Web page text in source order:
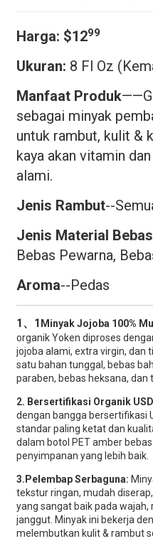
Harga: $1299
Ukuran: 8 Fl Oz
Manfaat Produk
sebagai minyak
untuk rambut, kulit &
kaya akan vitamin
alami.
Jenis Rambut--
Jenis Material Bebas
Bebas Pewarna,
Aroma--Pedas
1、1 Minyak Jojoba 100%
organik Yoken diproses
jojoba alami, extra virgin, dan
satu bahan tunggal, bebas
paraben, bebas heksana, dan
2. Bersertifikasi Organik
dengan bangga bersertifikasi
standar paling ketat dan
dalam botol PET amber
penyimpanan yang lebih baik.
3. Pelembap Serbaguna:
tekstur ringan, mudah
yang sangat baik pada
janggut. Minyak ini bekerja
melembutkan kulit & rambut